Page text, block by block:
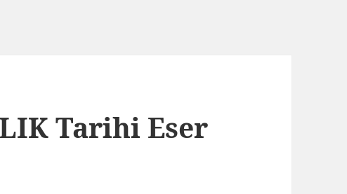
Tarihi Eser